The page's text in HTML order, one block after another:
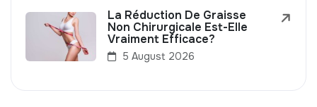
La Réduction De Graisse
Non Chirurgicale Est-Elle
Vraiment Efficace?
5 August 2026